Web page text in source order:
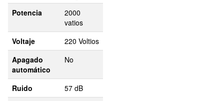
Potencia
2000
vatios
Voltaje
220 Voltios
Apagado
automático
No
Ruido
57 dB